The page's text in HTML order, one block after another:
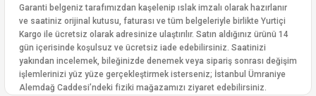
Garanti belgeniz tarafımızdan kaşelenip ıslak imzalı olarak hazırlanır
ve saatiniz orijinal kutusu, faturası ve tüm belgeleriyle birlikte Yurtiçi
Kargo ile ücretsiz olarak adresinize ulaştırılır. Satın aldığınız ürünü 14
gün içerisinde koşulsuz ve ücretsiz iade edebilirsiniz. Saatinizi
yakından incelemek, bileğinizde denemek veya sipariş sonrası değişim
işlemlerinizi yüz yüze gerçekleştirmek isterseniz; İstanbul Ümraniye
Alemdağ Caddesi’ndeki fiziki mağazamızı ziyaret edebilirsiniz.